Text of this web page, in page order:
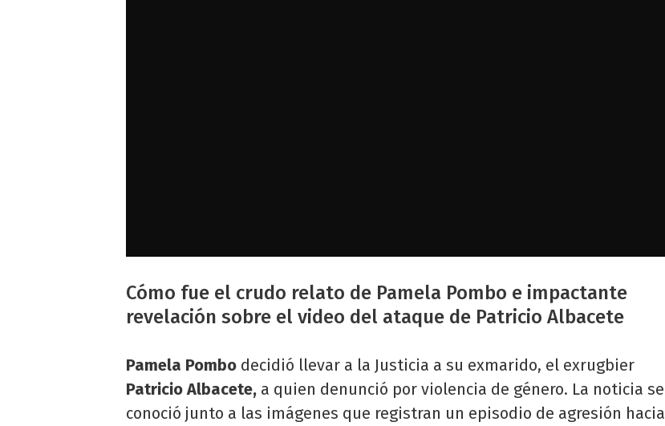
Cómo fue el crudo relato de Pamela Pombo e impactante
revelación sobre el video del ataque de Patricio Albacete
Pamela Pombo decidió llevar a la Justicia a su exmarido, el exrugbier
Patricio Albacete, a quien denunció por violencia de género. La noticia se
conoció junto a las imágenes que registran un episodio de agresión hacia